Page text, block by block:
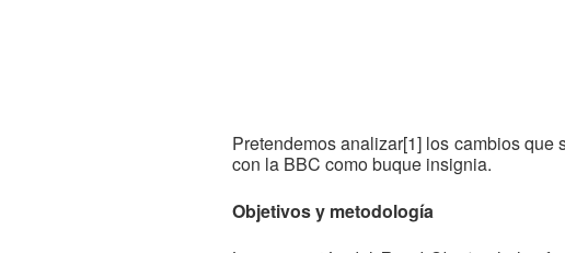
Pretendemos analizar[1] los cambios
con la BBC como buque insignia.
Objetivos y metodología